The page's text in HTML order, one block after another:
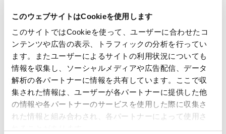
このウェブサイトはCookieを使用します
このサイトではCookieを使って、ユーザーに合わせたコ
ンテンツや広告の表示、トラフィックの分析を行ってい
ます。またユーザーによるサイトの利用状況についても
情報を収集し、ソーシャルメディアや広告配信、データ
解析の各パートナーに情報を共有しています。ここで収
集された情報は、ユーザーが各パートナーに提供した他
の情報や各パートナーのサービスを使用した際に収集さ
れた情報と組み合わされ、各パートナーによって使用さ
ージング株式会社、王子エフテックス株式会社の三社が共同で
開発した製品です。麻素材を活用した循環型原料を用いること
で、環境配慮と素材のストーリー性を両立したパッケージを実
現しています。